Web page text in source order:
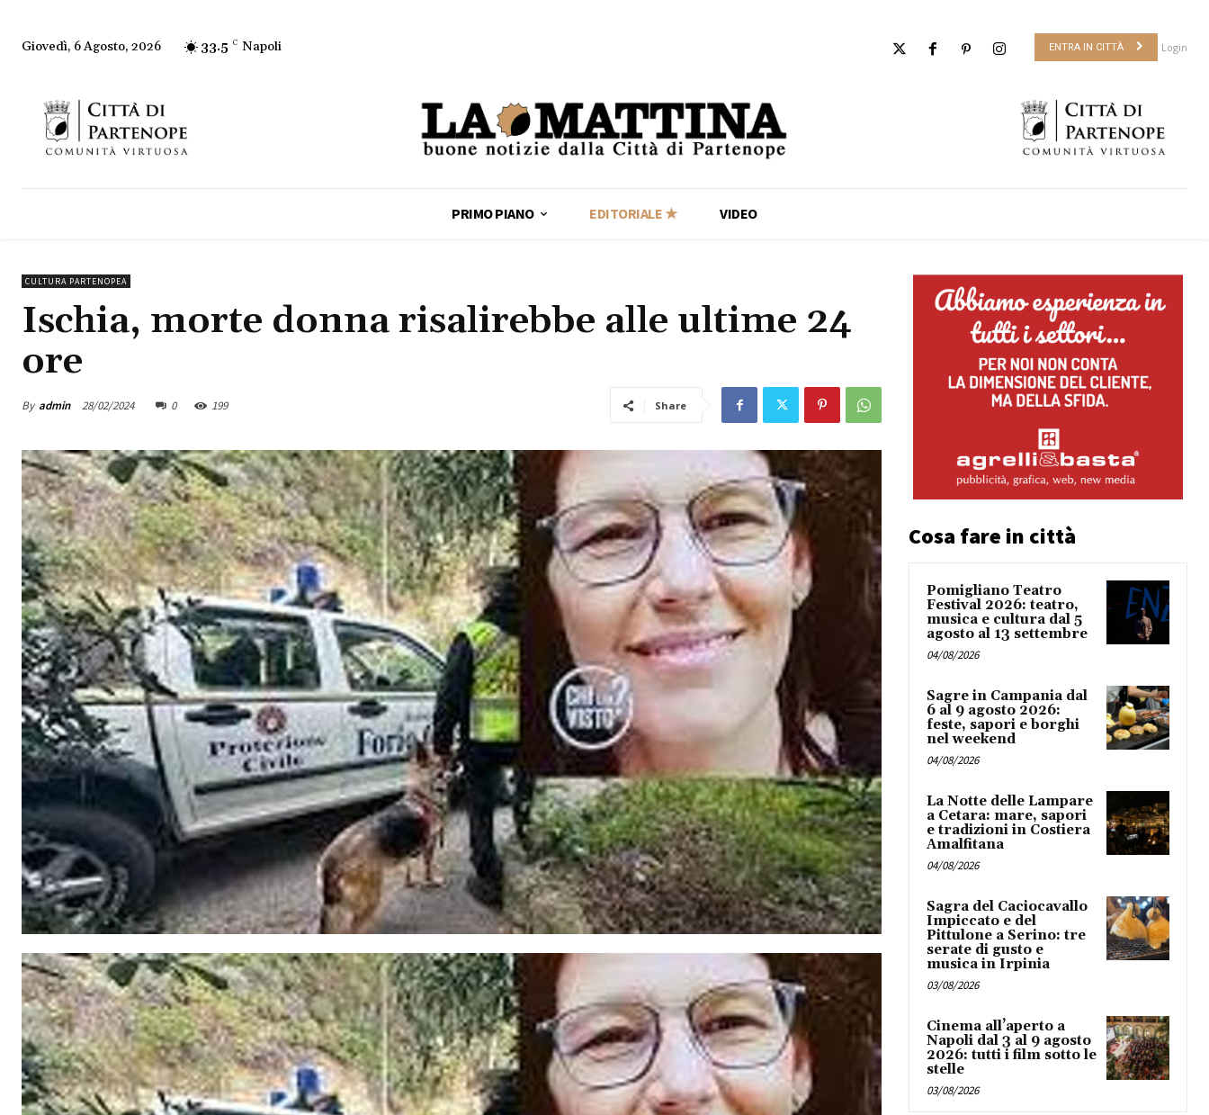
Giovedì, 6 Agosto, 2026 33.5 C Napoli ENTRA IN CITTÀ Login
PRIMO PIANO EDITORIALE ★ VIDEO
CULTURA PARTENOPEA
Ischia, morte donna risalirebbe alle ultime 24
ore
By admin 28/02/2024 0 199 Share
Cosa fare in città
Pomigliano Teatro
Festival 2026: teatro,
musica e cultura dal 5
agosto al 13 settembre
04/08/2026
Sagre in Campania dal
6 al 9 agosto 2026:
feste, sapori e borghi
nel weekend
04/08/2026
La Notte delle Lampare
a Cetara: mare, sapori
e tradizioni in Costiera
Amalfitana
04/08/2026
Sagra del Caciocavallo
Impiccato e del
Pittulone a Serino: tre
serate di gusto e
musica in Irpinia
03/08/2026
Cinema all’aperto a
Napoli dal 3 al 9 agosto
2026: tutti i film sotto le
stelle
03/08/2026